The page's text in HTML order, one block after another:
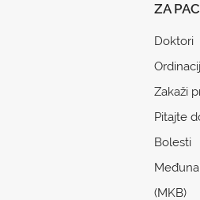
ZA
Doktori
Zakaži
Pitajte
Bolesti
(MKB)